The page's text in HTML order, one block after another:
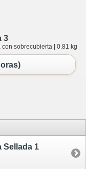
3
sobrecubierta | 0.81 kg
Sellada 1